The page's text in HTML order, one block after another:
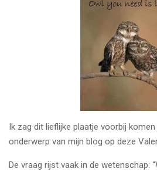
Ik zag dit lieflijke plaatje voorbij
onderwerp van mijn blog op deze
De vraag rijst vaak in de wetenschap: